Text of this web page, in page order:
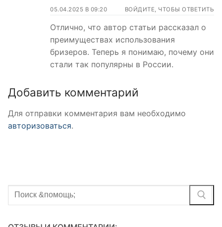
05.04.2025 В 09:20 ВОЙДИТЕ, ЧТОБЫ ОТВЕТИТЬ
Отлично, что автор статьи рассказал о
преимуществах использования
бризеров. Теперь я понимаю, почему они
стали так популярны в России.
Добавить комментарий
Для отправки комментария вам необходимо
авторизоваться.
Найти: